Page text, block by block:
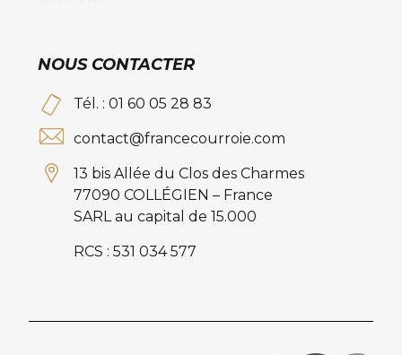
NOUS CONTACTER
Tél. : 01 60 05 28 83
contact@francecourroie.com
13 bis Allée du Clos des Charmes
77090 COLLÉGIEN – France
SARL au capital de 15.000
RCS : 531 034 577